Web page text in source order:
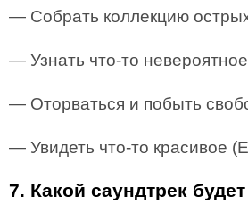
— Собрать коллекцию
— Узнать что-то
— Оторваться и побыть
— Увидеть что-то красивое
7. Какой саундтрек